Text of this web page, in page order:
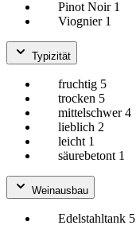
Pinot Noir 1
Viognier 1
Typizität
fruchtig 5
trocken 5
mittelschwer4
lieblich 2
leicht 1
säurebetont 1
Weinausbau
Edelstahltank 5